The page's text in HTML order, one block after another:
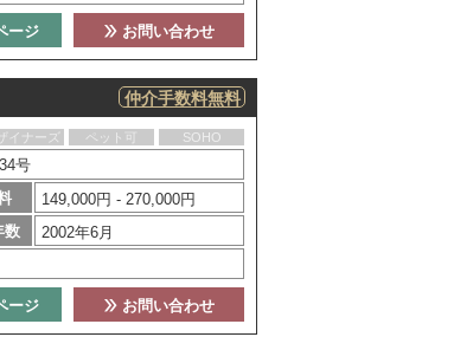
お問い合わせ
ージ
仲介手数料無料
イナーズ ペット可 SOHO
号
149,000円 - 270,000円
数
2002年6月
お問い合わせ
ージ